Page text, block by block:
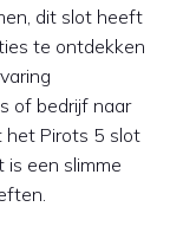
dit slot heeft
te ontdekken
of bedrijf naar
het Pirots 5 slot
is een slimme